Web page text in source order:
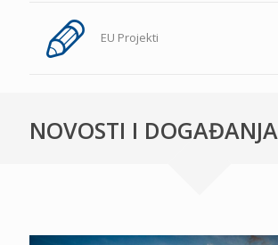
EU Projekti
NOVOSTI I DOGAĐANJA